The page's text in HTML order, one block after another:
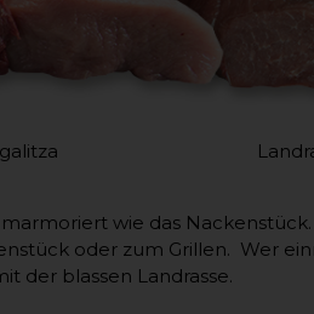
wie das
oder zum Grillen. Wer
der blassen Landrasse.